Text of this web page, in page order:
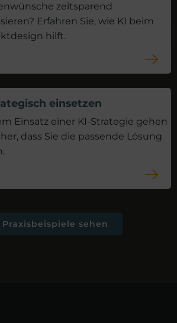
zeitsparend
Erfahren Sie, wie KI beim
hilft.
einsetzen
Einsatz einer KI-Strategie gehen
dass Sie die passende Lösung
Praxisbeispiele sehen